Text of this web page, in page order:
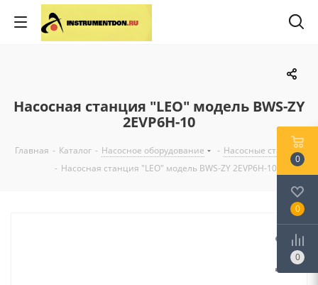
Насосная станция "LEO" модель BWS-ZY
2EVP6H-10
Главная - Каталог - Насосное оборудование - Насосные станции
- Насосная станция "LEO" модель BWS-ZY 2EVP6H-10
0
0
0